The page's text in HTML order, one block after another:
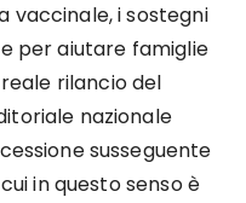
vaccinale, i sostegni
per aiutare famiglie
rilancio del
nazionale
susseguente
in questo senso è